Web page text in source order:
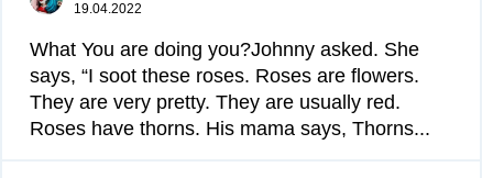
19.04.2022
What You are doing you?Johnny asked. She
says, “I soot these roses. Roses are flowers.
They are very pretty. They are usually red.
Roses have thorns. His mama says, Thorns...